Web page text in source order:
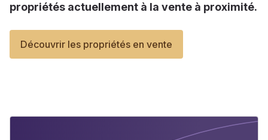
propriétés actuellement à la vente à proximité.
Découvrir les propriétés en vente